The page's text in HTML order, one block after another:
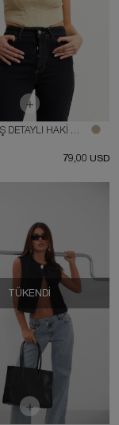
W1622 DİKİŞ DETAYLI HAKİ BÜSTİYER
79,00 USD
TÜKENDI